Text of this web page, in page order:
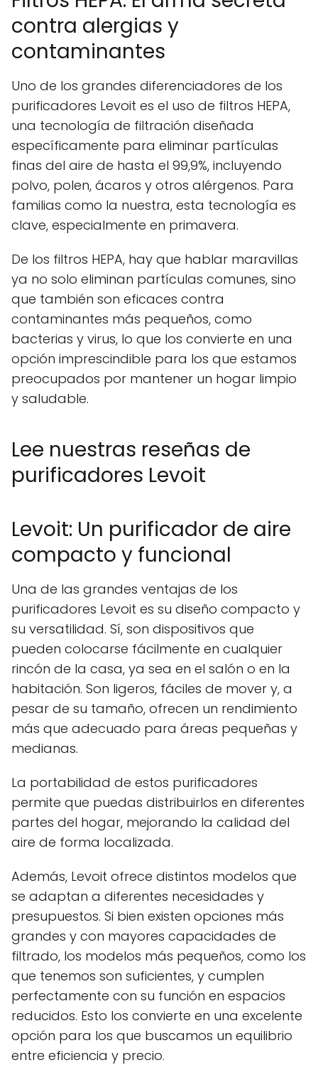
contra alergias y
contaminantes
Uno de los grandes diferenciadores de los
purificadores Levoit es el uso de filtros HEPA,
una tecnología de filtración diseñada
específicamente para eliminar partículas
finas del aire de hasta el 99,9%, incluyendo
polvo, polen, ácaros y otros alérgenos. Para
familias como la nuestra, esta tecnología es
clave, especialmente en primavera.
De los filtros HEPA, hay que hablar maravillas
ya no solo eliminan partículas comunes, sino
que también son eficaces contra
contaminantes más pequeños, como
bacterias y virus, lo que los convierte en una
opción imprescindible para los que estamos
preocupados por mantener un hogar limpio
y saludable.
Lee nuestras reseñas de
purificadores Levoit
Levoit: Un purificador de aire
compacto y funcional
Una de las grandes ventajas de los
purificadores Levoit es su diseño compacto y
su versatilidad. Sí, son dispositivos que
pueden colocarse fácilmente en cualquier
rincón de la casa, ya sea en el salón o en la
habitación. Son ligeros, fáciles de mover y, a
pesar de su tamaño, ofrecen un rendimiento
más que adecuado para áreas pequeñas y
medianas.
La portabilidad de estos purificadores
permite que puedas distribuirlos en diferentes
partes del hogar, mejorando la calidad del
aire de forma localizada.
Además, Levoit ofrece distintos modelos que
se adaptan a diferentes necesidades y
presupuestos. Si bien existen opciones más
grandes y con mayores capacidades de
filtrado, los modelos más pequeños, como los
que tenemos son suficientes, y cumplen
perfectamente con su función en espacios
reducidos. Esto los convierte en una excelente
opción para los que buscamos un equilibrio
entre eficiencia y precio.